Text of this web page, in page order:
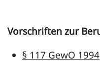
Vorschriften zur
§ 117 GewO 1994